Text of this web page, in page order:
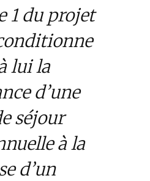
1 du projet
lui la
d’une
séjour
à la
d’un